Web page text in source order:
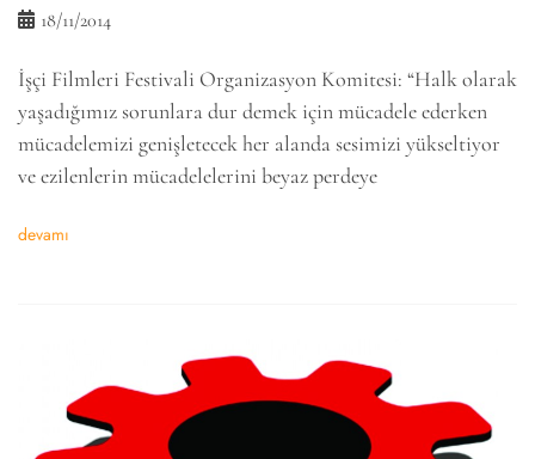
18/11/2014
İşçi Filmleri Festivali Organizasyon Komitesi: “Halk olarak
yaşadığımız sorunlara dur demek için mücadele ederken
mücadelemizi genişletecek her alanda sesimizi yükseltiyor
ve ezilenlerin mücadelelerini beyaz perdeye
devamı
2k 646